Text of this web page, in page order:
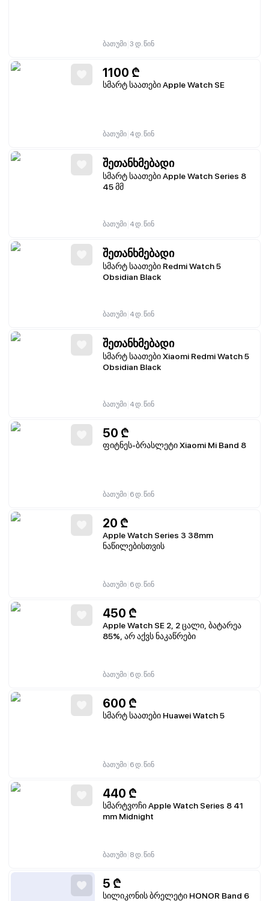
ბათუმი 3 დ. წინ
1100 ₾
სმარტ საათები Apple Watch SE
ბათუმი 4 დ. წინ
შეთანხმებადი
სმარტ საათები Apple Watch Series 8
45 მმ
ბათუმი 4 დ. წინ
შეთანხმებადი
სმარტ საათები Redmi Watch 5
Obsidian Black
ბათუმი 4 დ. წინ
შეთანხმებადი
სმარტ საათები Xiaomi Redmi Watch 5
Obsidian Black
ბათუმი 4 დ. წინ
50 ₾
ფიტნეს-ბრასლეტი Xiaomi Mi Band 8
ბათუმი 6 დ. წინ
20 ₾
Apple Watch Series 3 38mm
ნაწილებისთვის
ბათუმი 6 დ. წინ
450 ₾
Apple Watch SE 2, 2 ცალი, ბატარეა
85%, არ აქვს ნაკაწრები
ბათუმი 6 დ. წინ
600 ₾
სმარტ საათები Huawei Watch 5
ბათუმი 6 დ. წინ
440 ₾
სმარტვოჩი Apple Watch Series 8 41
mm Midnight
ბათუმი 8 დ. წინ
5 ₾
სილიკონის ბრელეტი HONOR Band 6